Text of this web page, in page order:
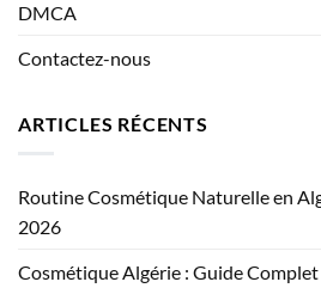
DMCA
Contactez-nous
ARTICLES RÉCENTS
Routine Cosmétique Naturelle en
2026
Cosmétique Algérie : Guide